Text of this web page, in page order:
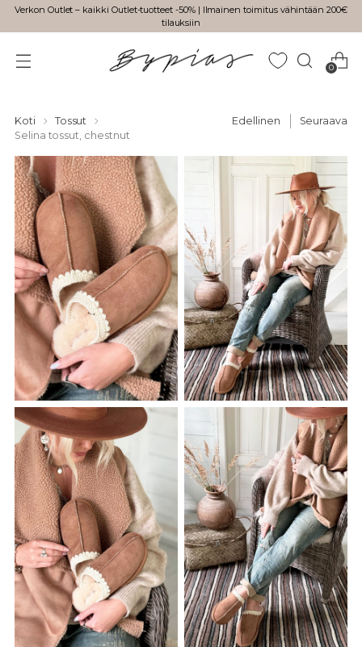
Verkon Outlet – kaikki Outlet-tuotteet -50% | Ilmainen toimitus vähintään 200€
tilauksiin
0
Koti
Tossut
Selina tossut, chestnut
Edellinen Seuraava